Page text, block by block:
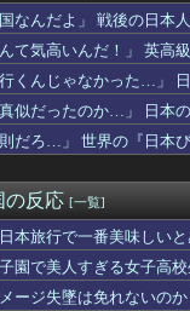
見る日本と韓国の違い
be b...
チクロック違反を受け
いることがこちら…」→
今年から初めて許可され
るのにアメリカの同意
きないの」代表役だけ
ニ、祖母に関するデマ
電車が来る音がおかしい
人の崇高な精神に世界
マランイスを獲得して
美味しいと感じた日本
！（海外の反応）
なんだよ」 戦後の日本
て気高いんだ！」 英高
くんじゃなかった…」
似だったのか…」 日本
だろ…」 世界の『日本
の反応 [一覧]
本旅行で一番美味しい
園で美人すぎる女子高
ージ失墜は免れないの